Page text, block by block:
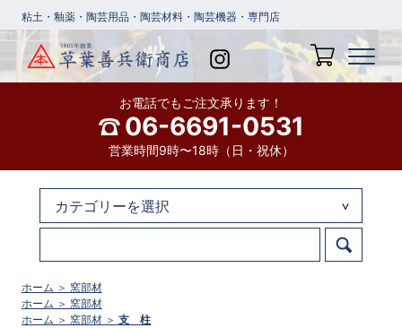
粘土・釉薬・陶芸用品・陶芸材料・陶芸機器・専門店
お電話でもご注文承ります！
06-6691-0531
営業時間9時〜18時（日・祝休）
ホーム ＞ 窯部材
ホーム ＞ 窯部材
ホーム ＞ 窯部材 ＞ 支 柱